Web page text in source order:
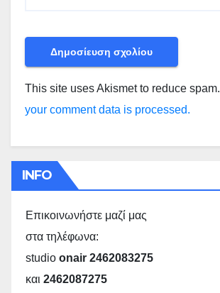
This site uses Akismet to reduce spam.
your comment data is processed.
INFO
Επικοινωνήστε μαζί μας
στα τηλέφωνα:
studio onair 2462083275
και 2462087275